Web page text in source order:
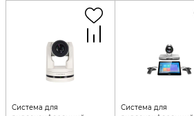
Система для
Система для